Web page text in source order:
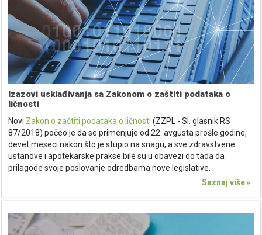
Izazovi usklađivanja sa Zakonom o zaštiti podataka o
ličnosti
Novi Zakon o zaštiti podataka o ličnosti (ZZPL - Sl. glasnik RS
87/2018) počeo je da se primenjuje od 22. avgusta prošle godine,
devet meseci nakon što je stupio na snagu, a sve zdravstvene
ustanove i apotekarske prakse bile su u obavezi do tada da
prilagode svoje poslovanje odredbama nove legislative.
Saznaj više